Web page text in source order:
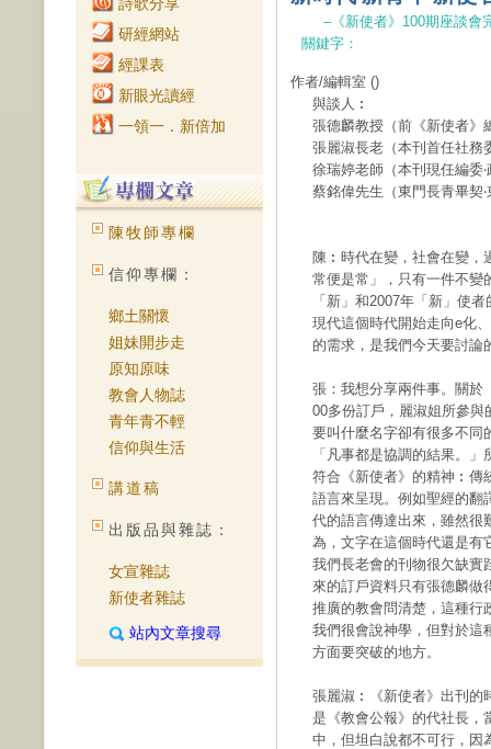
研經網站
經課表
新眼光讀經
一領一．新倍加
陳牧師專欄
信仰專欄：
鄉土關懷
姐妹開步走
原知原味
教會人物誌
青年青不輕
信仰與生活
講道稿
出版品與雜誌：
女宣雜誌
新使者雜誌
站內文章搜尋
–《新使者》100期座談會
關鍵字：
作者/編輯室 ()
與談人︰
張德麟教授（前《新使者》
張麗淑長老（本刊首任社務
徐瑞婷老師（本刊現任編委
蔡銘偉先生（東門長青畢契
陳︰時代在變，社會在變，
常便是常」，只有一件不變
「新」和2007年「新」使
現代這個時代開始走向e化
的需求，是我們今天要討論
張：我想分享兩件事。關於
00多份訂戶，麗淑姐所參
要叫什麼名字卻有很多不同
「凡事都是協調的結果。
符合《新使者》的精神︰傳
語言來呈現。例如聖經的翻
代的語言傳達出來，雖然很
為，文字在這個時代還是有
我們長老會的刊物很欠缺實
來的訂戶資料只有張德麟做
推廣的教會問清楚，這種行
我們很會說神學，但對於這
方面要突破的地方。
張麗淑︰《新使者》出刊的
是《教會公報》的代社長，
中，但坦白說都不可行，因